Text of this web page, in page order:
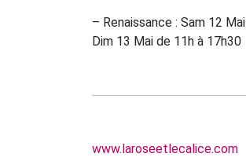
– Renaissance : Sam 12
Dim 13 Mai de 11h à 17h30
www.laroseetlecalice.com